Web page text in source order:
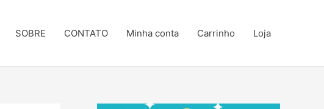
SOBRE CONTATO Minha conta Carrinho Loja